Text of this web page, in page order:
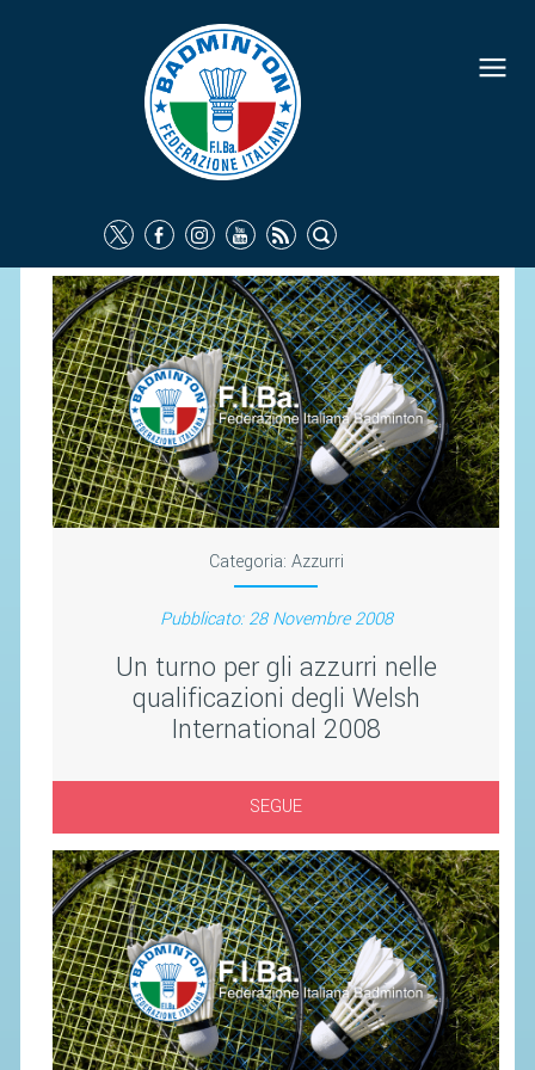
Categoria: Azzurri
Pubblicato: 28 Novembre 2008
Un turno per gli azzurri nelle
qualificazioni degli Welsh
International 2008
SEGUE
FEDERAZIONE
IDENTITÀ
COMMISSIONI FEDERALI
ORGANI TERRITORIALI
SOCIETÀ SPORTIVE
CARTE FEDERALI
ATTI UFFICIALI
TUTELA DELLA SALUTE -
ANTIDOPING
COMUNICAZIONE E MARKETING
CONTATTI
AVVISI E BANDI
CIRCOLARI
RESPONSABILITÀ SOCIALE
SAFEGUARDING
RICHIESTA PATROCINIO
GIUSTIZIA FEDERALE
REGOLAMENTI
PROVVEDIMENTI
ORGANI DI GIUSTIZIA FEDERALE
MAGLIA AZZURRA